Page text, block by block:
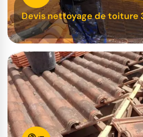
Devis nettoyage de toiture